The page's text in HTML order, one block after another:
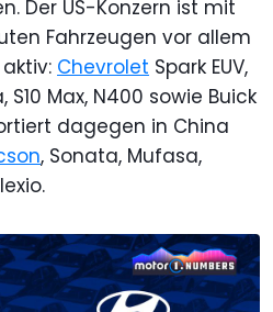
Der US-Konzern ist mit
Fahrzeugen vor allem
Chevrolet Spark EUV,
Max, N400 sowie Buick
dagegen in China
, Sonata, Mufasa,